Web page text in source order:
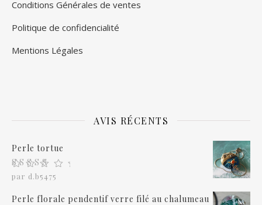
Conditions Générales de ventes
Politique de confidencialité
Mentions Légales
AVIS RÉCENTS
Perle tortue
Note 5sur 5
par d.b5475
Perle florale pendentif verre filé au chalumeau